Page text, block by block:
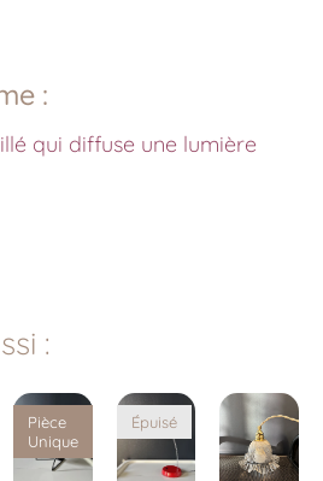
:
qui diffuse une lumière
:
Pièce
Unique
Épuisé